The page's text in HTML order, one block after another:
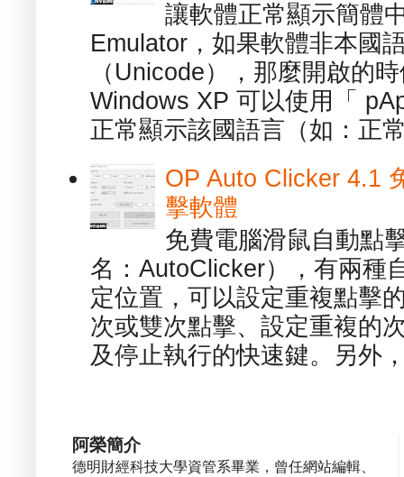
讓軟體正常顯示簡體
Emulator，如果軟體非本國
（Unicode），那麼開啟的
Windows XP 可以使用「
正常顯示該國語言（如：正
OP Auto Clicker 4.1
擊軟體
免費電腦滑鼠自動點
名：AutoClicker），有兩種
定位置，可以設定重複點擊
次或雙次點擊、設定重複的
及停止執行的快速鍵。另外
阿榮簡介
德明財經科技大學資管系畢業，曾任網站編輯、